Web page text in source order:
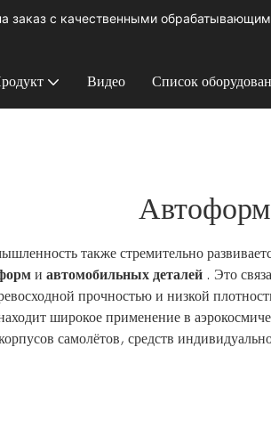
заказ с качественными
Видео Список
также стремительно
и автомобильных деталей. Это
прочностью и низкой
широкое применение в
самолётов, средств